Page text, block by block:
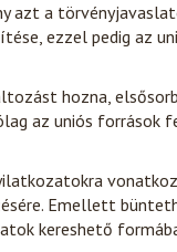
azt a
ezzel pedig az
hozna,
az uniós
Emellett
kereshető